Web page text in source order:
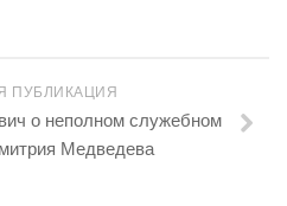
ПУБЛИКАЦИЯ
о неполном служебном
Медведева